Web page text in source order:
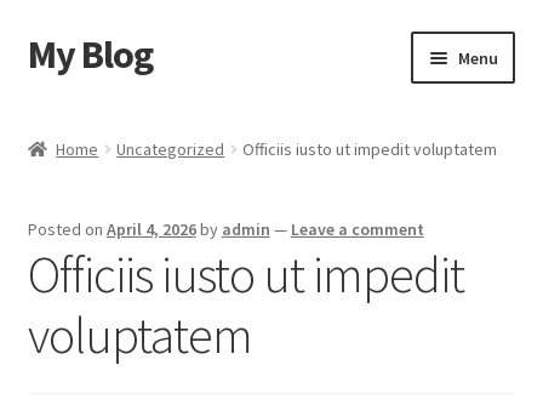
Skip
to
Skip
to
My Blog Menu
Checkout
Home Uncategorized Officiis iusto ut impedit voluptatem
Posted on April 4, 2026by admin — Leave a comment
Officiis iusto ut impedit
voluptatem